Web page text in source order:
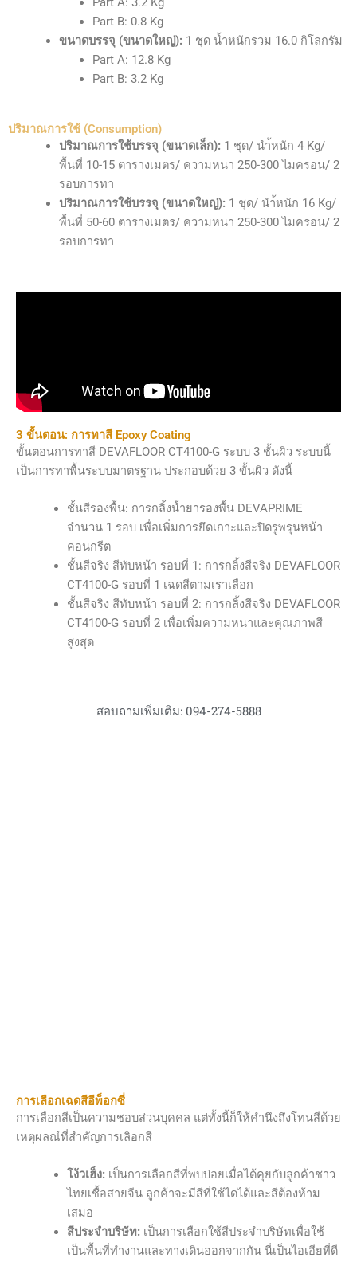
Part B: 0.8 Kg
ขนาดบรรจุ (ขนาดใหญ่): 1 ชุด น้ำหนักรวม 16.0 กิโลกรัม
Part A: 12.8 Kg
Part B: 3.2 Kg
ปริมาณการใช้ (Consumption)
ปริมาณการใช้บรรจุ (ขนาดเล็ก): 1 ชุด/ นำ้หนัก 4 Kg/
พื้นที่ 10-15 ตารางเมตร/ ความหนา 250-300 ไมครอน/ 2
รอบการทา
ปริมาณการใช้บรรจุ (ขนาดใหญ่): 1 ชุด/ นำ้หนัก 16 Kg/
พื้นที่ 50-60 ตารางเมตร/ ความหนา 250-300 ไมครอน/ 2
รอบการทา
3 ขั้นตอน: การทาสี Epoxy Coating
ขั้นตอนการทาสี DEVAFLOOR CT4100-G ระบบ 3 ชั้นผิว ระบบนี้
เป็นการทาพื้นระบบมาตรฐาน ประกอบด้วย 3 ขั้นผิว ดังนี้
ชั้นสีรองพื้น: การกลิ้งน้ำยารองพื้น DEVAPRIME
จำนวน 1 รอบ เพื่อเพิ่มการยึดเกาะและปิดรูพรุนหน้า
คอนกรีต
ชั้นสีจริง สีทับหน้า รอบที่ 1: การกลิ้งสีจริง DEVAFLOOR
CT4100-G รอบที่ 1 เฉดสีตามเราเลือก
ชั้นสีจริง สีทับหน้า รอบที่ 2: การกลิ้งสีจริง DEVAFLOOR
CT4100-G รอบที่ 2 เพื่อเพิ่มความหนาและคุณภาพสี
สูงสุด
สอบถามเพิ่มเติม: 094-274-5888
การเลือกเฉดสีอีพ็อกซี่
การเลือกสีเป็นความชอบส่วนบุคคล แต่ทั้งนี้ก็ให้คำนึงถึงโทนสีด้วย
เหตุผลณ์ที่สำคัญการเลิอกสี
โง้วเฮ็ง: เป็นการเลือกสีที่พบบ่อยเมื่อได้คุยกับลูกค้าชาว
ไทยเชื้อสายจีน ลูกค้าจะมีสีที่ใช้ไดได้และสีต้องห้าม
เสมอ
สีประจำบริษัท: เป็นการเลือกใช้สีประจำบริษัทเพื่อใช้
เป็นพื้นที่ทำงานและทางเดินออกจากกัน นี่เป็นไอเอียที่ดี